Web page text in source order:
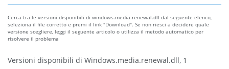
Cerca tra le versioni disponibili di windows.media.renewal.dll dal seguente elenco,
seleziona il file corretto e premi il link "Download". Se non riesci a decidere quale
versione scegliere, leggi il seguente articolo o utilizza il metodo automatico per
risolvere il problema
Versioni disponibili di Windows.media.renewal.dll, 1